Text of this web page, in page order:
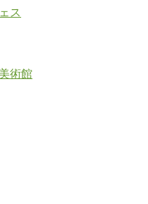
ス
術館